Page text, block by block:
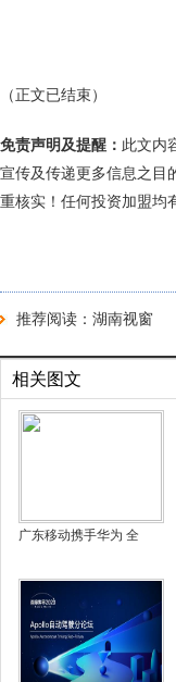
（正文已结束）
免责声明及提醒： 此文内
宣传及传递更多信息之目
重核实！任何投资加盟均
推荐阅读： 湖南视窗
相关图文
广东移动携手华为 全